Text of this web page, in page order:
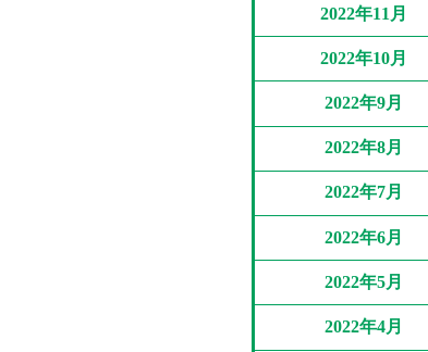
2022年11月
2022年10月
2022年9月
2022年8月
2022年7月
2022年6月
2022年5月
2022年4月